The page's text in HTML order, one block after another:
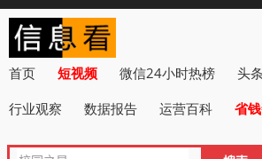
首页 短视频 微信24小时热榜 头
行业观察
数据报告 运营百科 省